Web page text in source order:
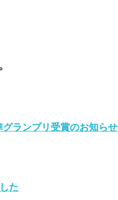
ランプリ受賞のお知らせ
た